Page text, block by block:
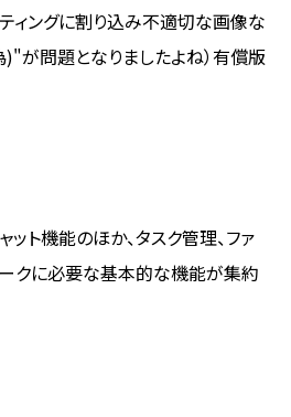
ングに割り込み不適切な画像な
が問題となりましたよね）有償版
ット機能のほか、タスク管理、ファ
クに必要な基本的な機能が集約